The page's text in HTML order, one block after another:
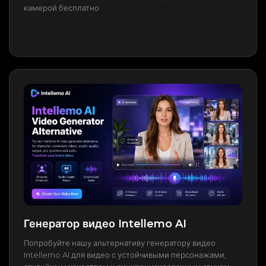
камерой бесплатно.
Генератор видео Intellemo AI
Попробуйте нашу альтернативу генератору видео
Intellemo AI для видео с устойчивыми персонажами,